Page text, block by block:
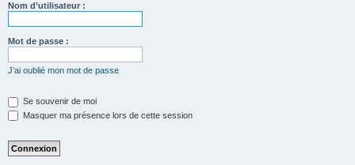
Nom d’utilisateur :
Mot de passe :
J’ai oublié mon mot de passe
Se souvenir de moi
Masquer ma présence lors de cette session